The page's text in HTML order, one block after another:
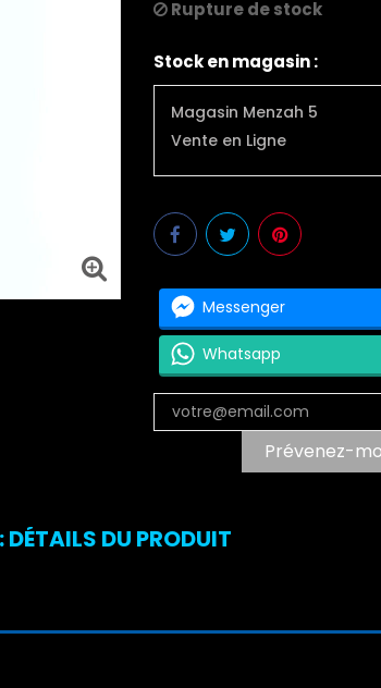
Rupture de stock
Stock en magasin :
Magasin Menzah 5
Vente en Ligne
Messenger
Whatsapp
Prévenez-
DU PRODUIT